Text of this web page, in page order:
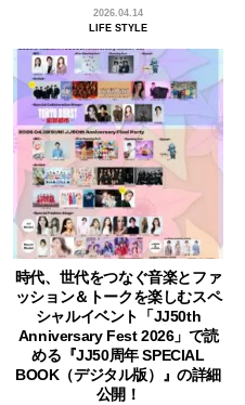
2026.04.14
LIFE STYLE
時代、世代をつなぐ音楽とファ
ッション＆トークを楽しむスペ
シャルイベント「JJ50th
Anniversary Fest 2026」で読
める『JJ50周年 SPECIAL
BOOK（デジタル版）』の詳細
公開！